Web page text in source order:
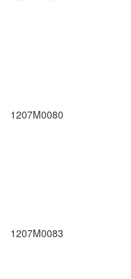
1207M0080
1207M0083